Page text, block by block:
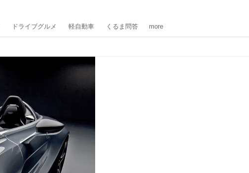
ドライブグルメ 軽自動車 くるま問答 more